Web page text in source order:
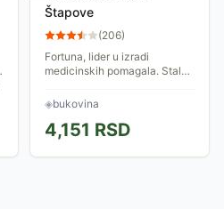
Štapove
(206)
Fortuna, lider u izradi
medicinskih pomagala. Stalak
bukovine.
◈bukovina
4,151 RSD